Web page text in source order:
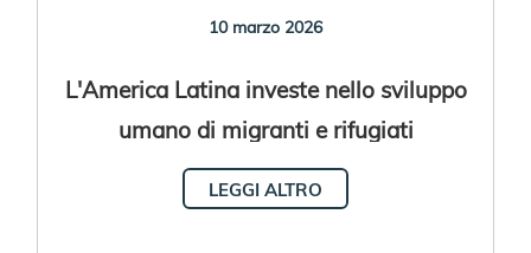
10 marzo 2026
L'America Latina investe nello sviluppo
umano di migranti e rifugiati
LEGGI ALTRO